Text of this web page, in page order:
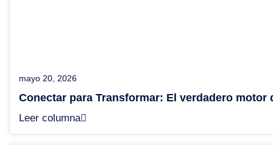
mayo 20, 2026
Conectar para Transformar: El verdadero
Leer columna